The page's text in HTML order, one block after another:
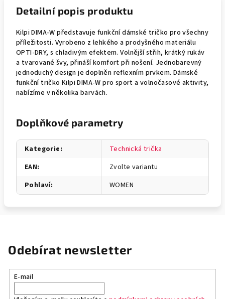
Detailní popis produktu
Kilpi DIMA-W představuje funkční dámské tričko pro všechny
příležitosti. Vyrobeno z lehkého a prodyšného materiálu
OPTI-DRY, s chladivým efektem. Volnější střih, krátký rukáv
a tvarované švy, přináší komfort při nošení. Jednobarevný
jednoduchý design je doplněn reflexním prvkem. Dámské
funkční tričko Kilpi DIMA-W pro sport a volnočasové aktivity,
nabízíme v několika barvách.
Doplňkové parametry
Kategorie:
Technická trička
EAN:
Zvolte variantu
Pohlaví: WOMEN
Odebírat newsletter
E-mail